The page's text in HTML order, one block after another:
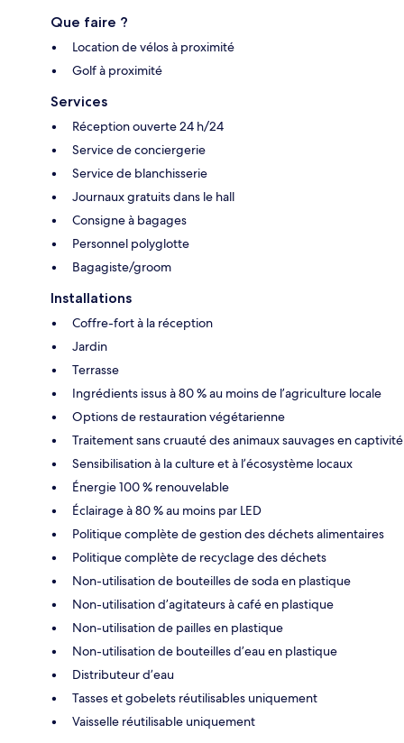
Que faire ?
Location de vélos à proximité
Golf à proximité
Services
Réception ouverte 24 h/24
Service de conciergerie
Service de blanchisserie
Journaux gratuits dans le hall
Consigne à bagages
Personnel polyglotte
Bagagiste/groom
Installations
Coffre-fort à la réception
Jardin
Terrasse
Ingrédients issus à 80 % au moins de l’agriculture locale
Options de restauration végétarienne
Traitement sans cruauté des animaux sauvages en captivité
Sensibilisation à la culture et à l’écosystème locaux
Énergie 100 % renouvelable
Éclairage à 80 % au moins par LED
Politique complète de gestion des déchets alimentaires
Politique complète de recyclage des déchets
Non-utilisation de bouteilles de soda en plastique
Non-utilisation d’agitateurs à café en plastique
Non-utilisation de pailles en plastique
Non-utilisation de bouteilles d’eau en plastique
Distributeur d’eau
Tasses et gobelets réutilisables uniquement
Vaisselle réutilisable uniquement